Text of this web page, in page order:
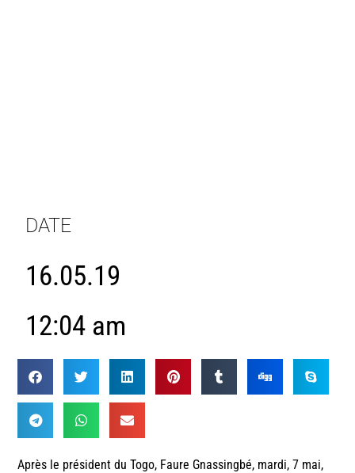
DATE
16.05.19
12:04 am
Après le président du Togo, Faure Gnassingbé, mardi, 7 mai,